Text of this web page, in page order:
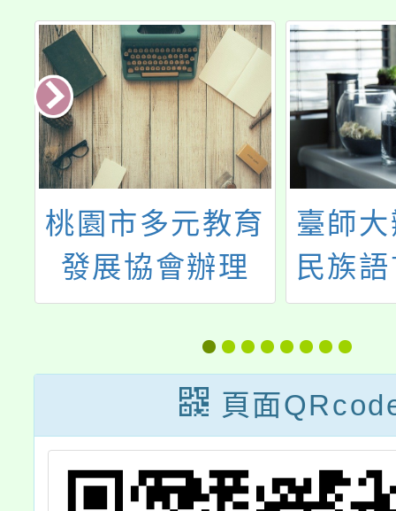
臺師大辦理原住
民族語言臺北學
習中心112學年
度第1期「族語
學習班」招生
臺中
一高
114學
班甄
頁面